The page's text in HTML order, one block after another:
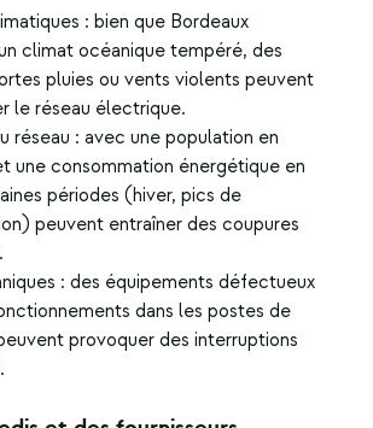
: bien que Bordeaux
climat océanique tempéré, des
pluies ou vents violents peuvent
le réseau électrique.
réseau : avec une population en
une consommation énergétique en
périodes (hiver, pics de
peuvent entraîner des coupures
: des équipements défectueux
dans les postes de
provoquer des interruptions